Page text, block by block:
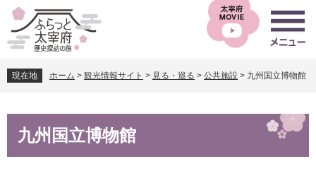
先
頭
を
飛
文
現在地 ホーム > 観光情報サイト > 見る・巡る > 公共施設 > 九州国立博物館
九州国立博物館